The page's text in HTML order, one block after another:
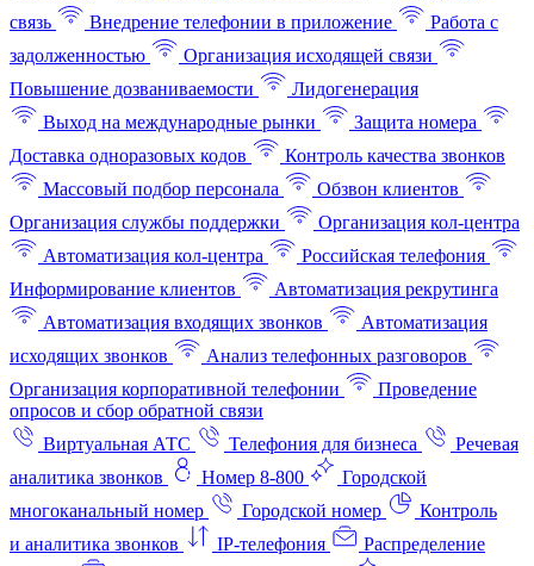
связь
Внедрение телефонии в приложение
Работа с
задолженностью
Организация исходящей связи
Повышение дозваниваемости
Лидогенерация
Выход на международные рынки
Защита номера
Доставка одноразовых кодов
Контроль качества звонков
Массовый подбор персонала
Обзвон клиентов
Организация службы поддержки
Организация кол-центра
Автоматизация кол-центра
Российская телефония
Информирование клиентов
Автоматизация рекрутинга
Автоматизация входящих звонков
Автоматизация
исходящих звонков
Анализ телефонных разговоров
Организация корпоративной телефонии
Проведение
опросов и сбор обратной связи
Виртуальная АТС
Телефония для бизнеса
Речевая
аналитика звонков
Номер 8-800
Городской
многоканальный номер
Городской номер
Контроль
и аналитика звонков
IP-телефония
Распределение